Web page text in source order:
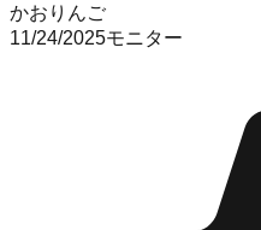
かおりんご
11/24/2025モニター